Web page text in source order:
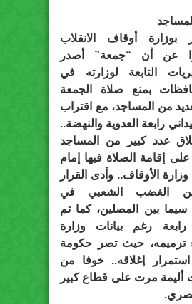
أوقاف الانقلاب
عن أن “جمعة” أصدر
التابعة لوزارته في
بمنع صلاة الجمعة
من المساجد، مع اقتراب
رابعة العدوية والنهضة..
عدد كبير من المساجد
إقامة الصلاة فيها إمام
الأوقاف.. وأدى القرار
الغضب الشعبي في
سيما بين المصلين، كما تم
رغم بيانات وزارة
ترميمه، حيث تصر حكومة
استمرار إغلاقه.. خوفا من
أليمة مرت على قطاع كبير